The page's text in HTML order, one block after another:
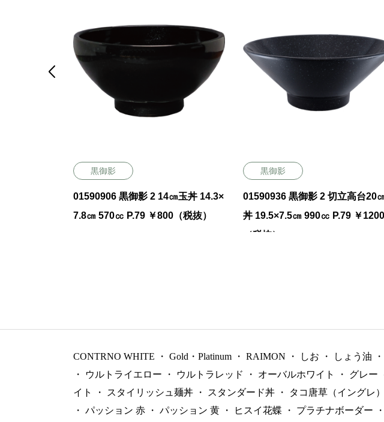
黒御影
01590906 黒御影 2 14㎝玉丼 14.3×
7.8㎝ 570㏄ P.79 ￥800（税抜）
黒御影
01590936 黒御影 2 切立高台20
丼 19.5×7.5㎝ 990㏄ P.79 ￥1200
（税抜）

CONTRNO WHITE ・ Gold・Platinum ・ RAIMON ・ しお ・ しょう油 ・
・
ウルトライエロー ・ ウルトラレッド ・ オーバルホワイト ・ グレー
イト
・ スタイリッシュ麺丼 ・ スタンダード丼 ・ タコ唐草（イングレ）
・ パッション 赤 ・ パッション 黄 ・ ヒスイ花蝶 ・ プラチナボーダー ・